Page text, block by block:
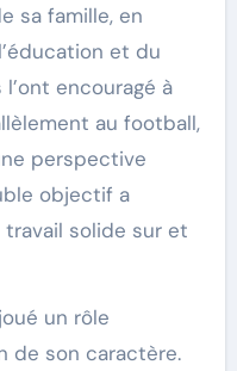
sa famille, en
et du
encouragé à
au football,
perspective
objectif a
solide sur et
un rôle
de son caractère.